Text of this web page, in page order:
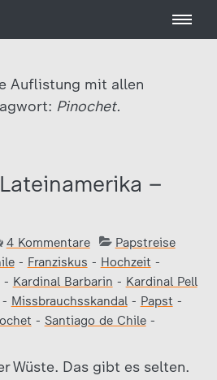
Auflistung mit allen
Pinochet.
–
4 Kommentare
Papstreise
- Franziskus - Hochzeit -
- Kardinal Barbarin - Kardinal Pell
Missbrauchsskandal- Papst -
- Santiago de Chile-
Wüste. Das gibt es selten.